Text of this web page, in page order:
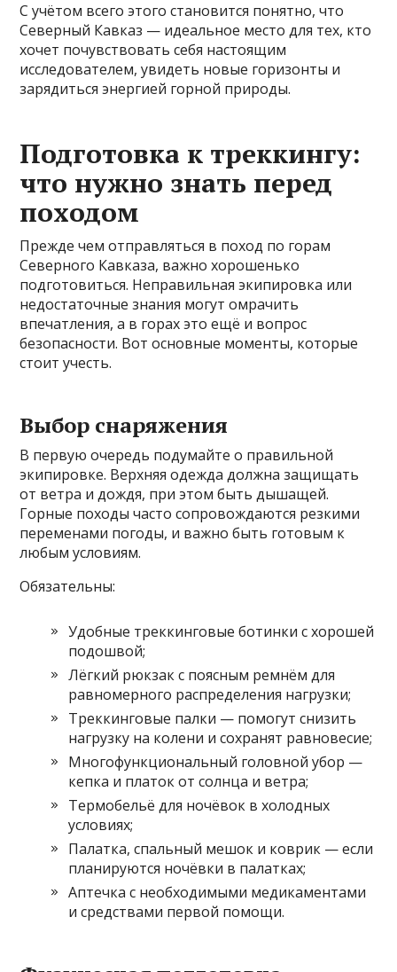
С учётом всего этого становится понятно, что
Северный Кавказ — идеальное место для тех, кто
хочет почувствовать себя настоящим
исследователем, увидеть новые горизонты и
зарядиться энергией горной природы.
Подготовка к треккингу:
что нужно знать перед
походом
Прежде чем отправляться в поход по горам
Северного Кавказа, важно хорошенько
подготовиться. Неправильная экипировка или
недостаточные знания могут омрачить
впечатления, а в горах это ещё и вопрос
безопасности. Вот основные моменты, которые
стоит учесть.
Выбор снаряжения
В первую очередь подумайте о правильной
экипировке. Верхняя одежда должна защищать
от ветра и дождя, при этом быть дышащей.
Горные походы часто сопровождаются резкими
переменами погоды, и важно быть готовым к
любым условиям.
Обязательны:
Удобные треккинговые ботинки с хорошей
подошвой;
Лёгкий рюкзак с поясным ремнём для
равномерного распределения нагрузки;
Треккинговые палки — помогут снизить
нагрузку на колени и сохранят равновесие;
Многофункциональный головной убор —
кепка и платок от солнца и ветра;
Термобельё для ночёвок в холодных
условиях;
Палатка, спальный мешок и коврик — если
планируются ночёвки в палатках;
Аптечка с необходимыми медикаментами
и средствами первой помощи.